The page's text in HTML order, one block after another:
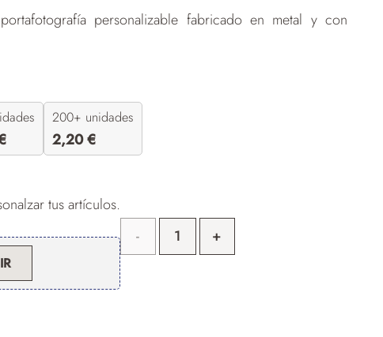
personalizable fabricado en metal y con
200+ unidades
2,20€
tus artículos.
Llavero